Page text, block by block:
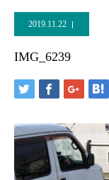
2019.11.22
IMG_6239